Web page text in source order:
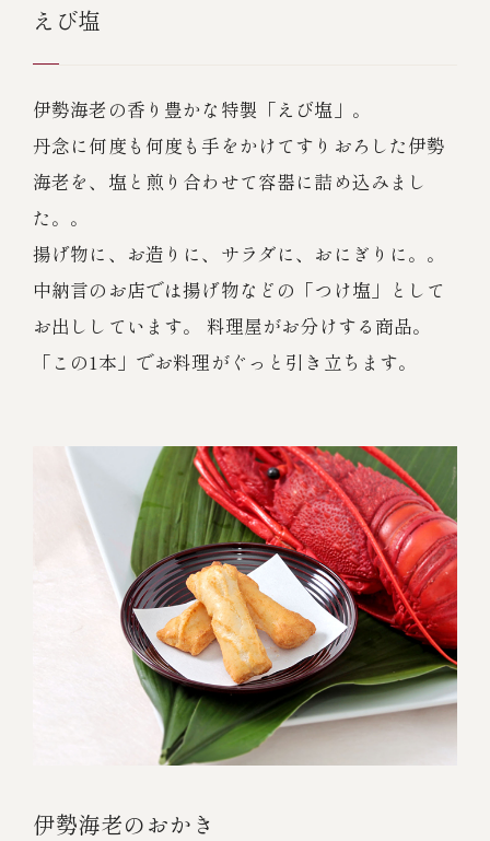
えび塩
伊勢海老の香り豊かな特製「えび塩」。
丹念に何度も何度も手をかけてすりおろした伊勢
海老を、塩と煎り合わせて容器に詰め込みまし
た。。
揚げ物に、お造りに、サラダに、おにぎりに。。
中納言のお店では揚げ物などの「つけ塩」として
お出ししています。 料理屋がお分けする商品。
「この1本」でお料理がぐっと引き立ちます。
伊勢海老のおかき